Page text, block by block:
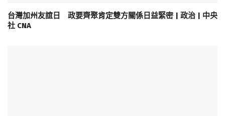
台灣加州友誼日 政要齊聚肯定雙方關係日益緊密 | 政治 | 中央
社 CNA